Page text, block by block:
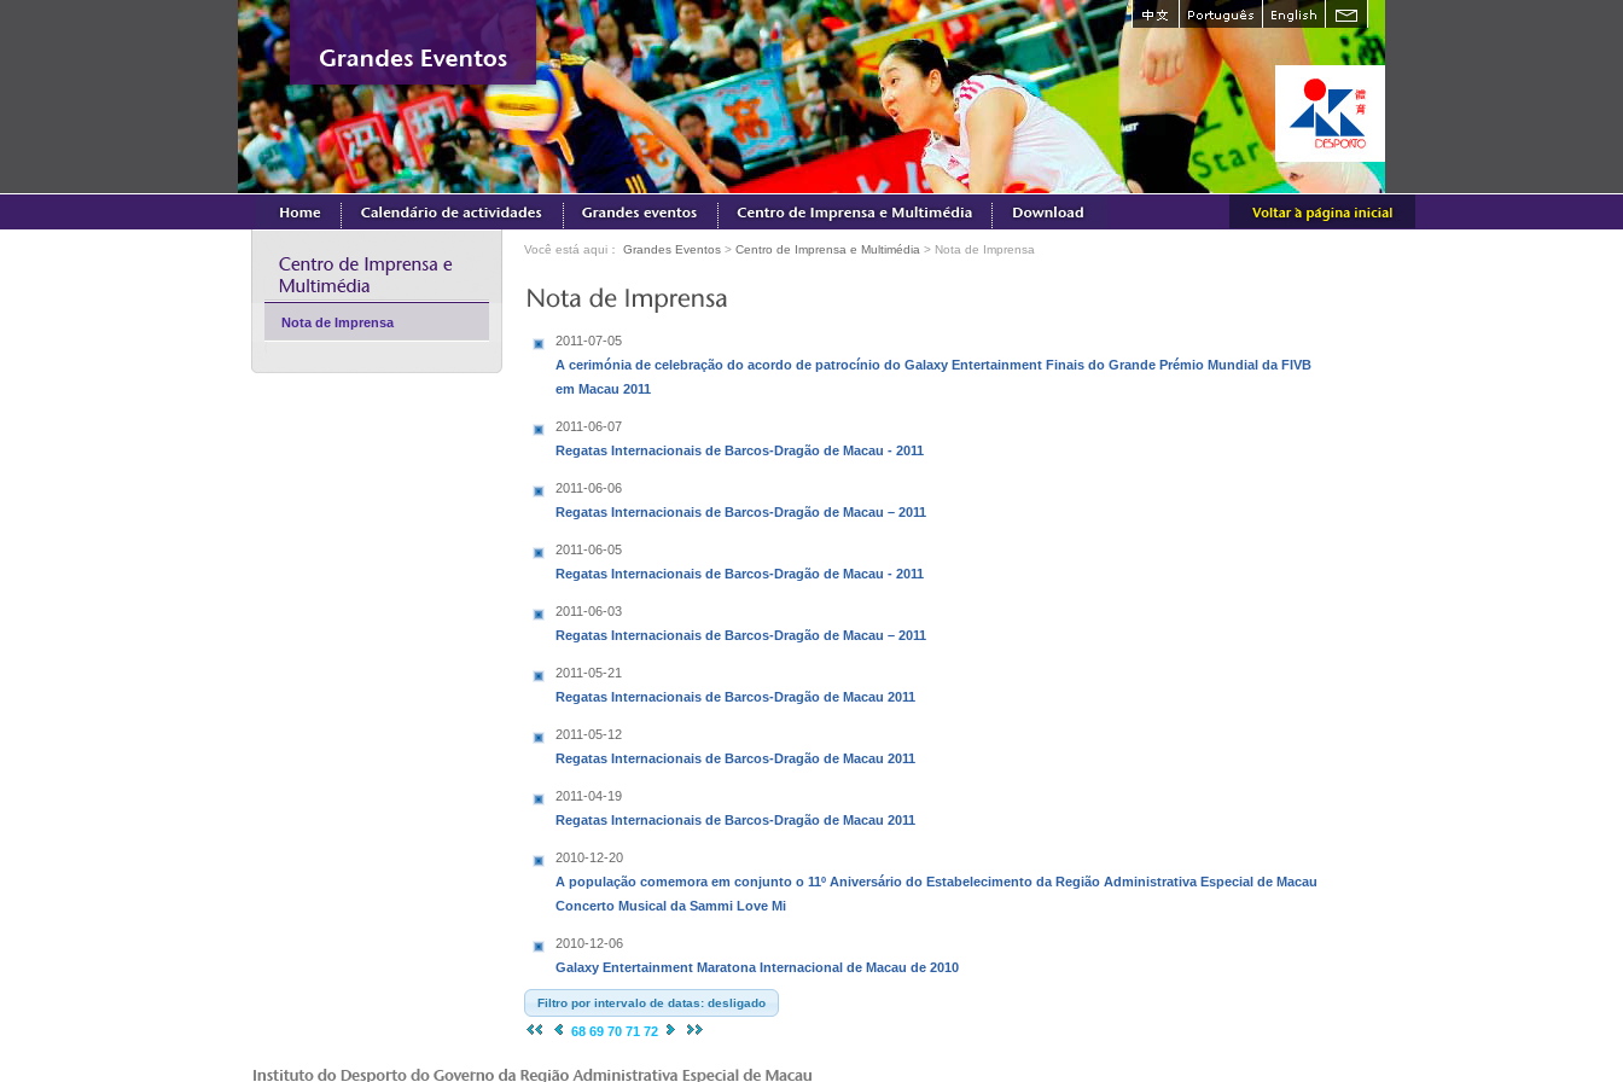
Nota de Imprensa
Você está aqui： Grandes Eventos > Centro de Imprensa e Multimédia > Nota de Imprensa
2011-07-05
A cerimónia de celebração do acordo de patrocínio do Galaxy Entertainment Finais do Grande Prémio Mundial da FIVB
em Macau 2011
2011-06-07
Regatas Internacionais de Barcos-Dragão de Macau - 2011
2011-06-06
Regatas Internacionais de Barcos-Dragão de Macau – 2011
2011-06-05
Regatas Internacionais de Barcos-Dragão de Macau - 2011
2011-06-03
Regatas Internacionais de Barcos-Dragão de Macau – 2011
2011-05-21
Regatas Internacionais de Barcos-Dragão de Macau 2011
2011-05-12
Regatas Internacionais de Barcos-Dragão de Macau 2011
2011-04-19
Regatas Internacionais de Barcos-Dragão de Macau 2011
2010-12-20
A população comemora em conjunto o 11º Aniversário do Estabelecimento da Região Administrativa Especial de Macau
Concerto Musical da Sammi Love Mi
2010-12-06
Galaxy Entertainment Maratona Internacional de Macau de 2010
Filtro por intervalo de datas: desligado
68 69 70 71 72